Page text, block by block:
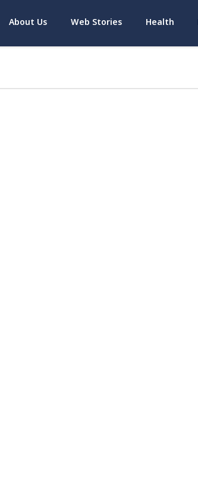
About Us Web Stories Health